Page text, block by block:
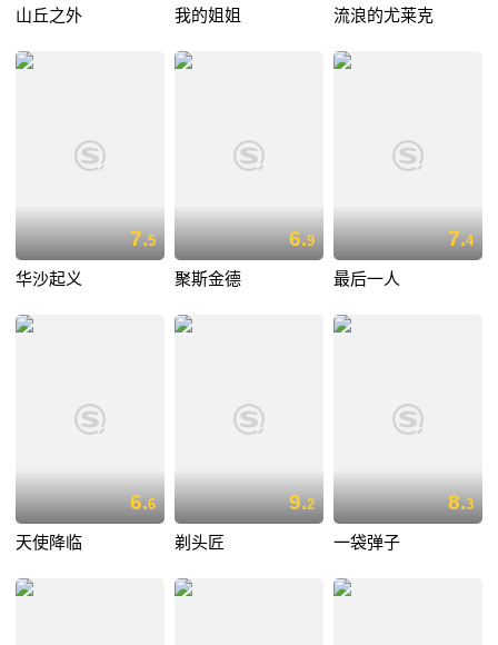
山丘之外 我的姐姐 流浪的尤莱克
7.5
华沙起义
6.9
聚斯金德
7.4
最后一人
6.6
天使降临
9.2
剃头匠
8.3
一袋弹子